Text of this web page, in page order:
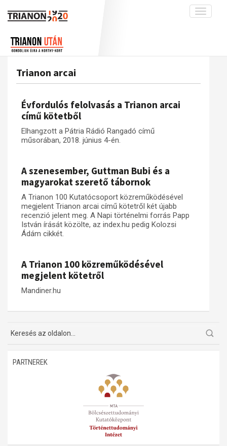
Toggle
A békerendszer megszilárdulása
Galéria
Adatbázis
Emlékművek (feltöltés alatt)
Visszhang
Kapcsolat
Trianon-kommentár
Dokumentumok
A trianoni szerződés
Trianon arcai
Évfordulós felolvasás a Trianon arcai
című kötetből
Elhangzott a Pátria Rádió Rangadó című
műsorában, 2018. június 4-én.
A szenesember, Guttman Bubi és a
magyarokat szerető tábornok
A Trianon 100 Kutatócsoport közreműködésével
megjelent Trianon arcai című kötetről két újabb
recenzió jelent meg. A Napi történelmi forrás Papp
István írását közölte, az index.hu pedig Kolozsi
Ádám cikkét.
A Trianon 100 közreműködésével
megjelent kötetről
Mandiner.hu
PARTNEREK